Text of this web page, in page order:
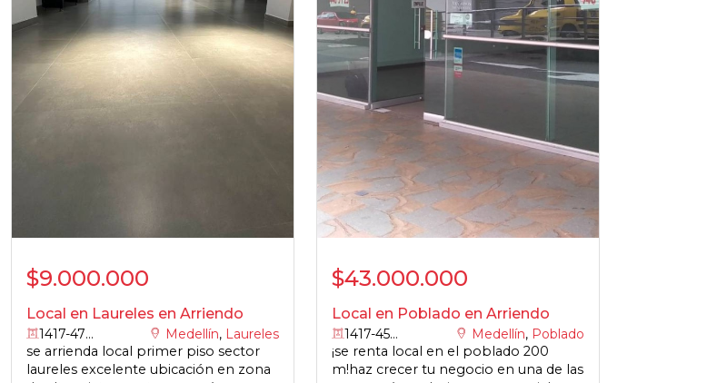
$9.000.000
Local en Laureles en Arriendo
1417-4756 Medellín, Laureles
se arrienda local primer piso sector
laureles excelente ubicación en zona
$43.000.000
Local en Poblado en Arriendo
1417-4515 Medellín, Poblado
¡se renta local en el poblado 200
m!haz crecer tu negocio en una de las